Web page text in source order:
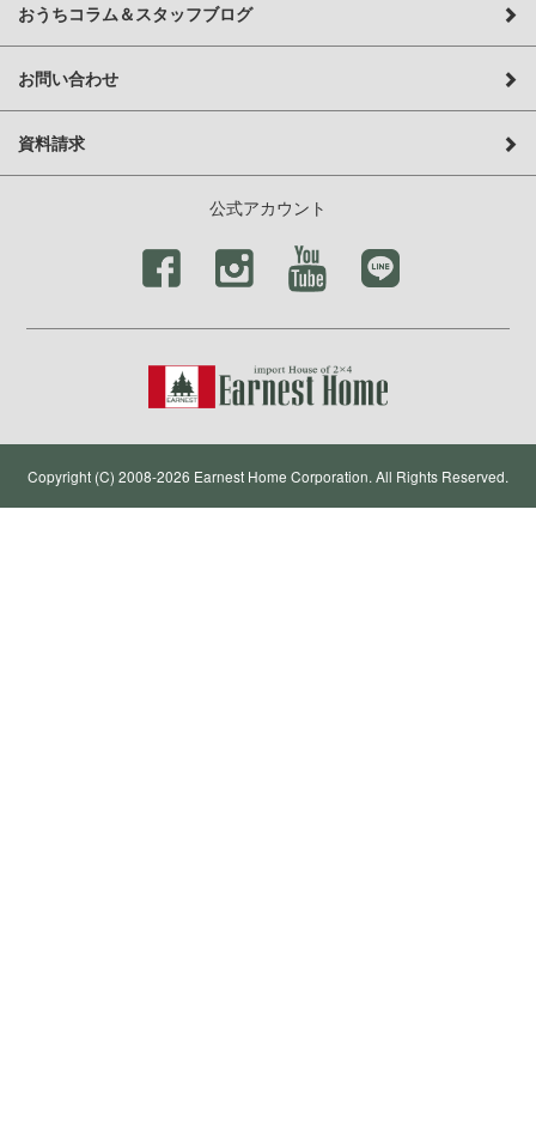
おうちコラム＆スタッフブログ
お問い合わせ
資料請求
公式アカウント
Copyright (C) 2008-2026 Earnest Home Corporation. All Rights Reserved.